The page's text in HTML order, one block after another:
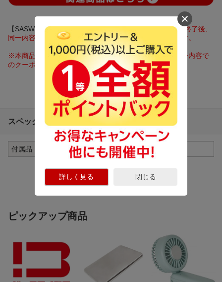
詳しく見る 閉じる
【SASW5】※本商品が対象となるクーポンは、その期間終了後、
同一内容でのクーポンが継続発行される場合がございます。
※本商品が対象となるクーポンは、その期間終了後、同一内容で
のクーポンが継続発行される場合がございます。
スペック詳細
付属品 ACコード
ピックアップ商品